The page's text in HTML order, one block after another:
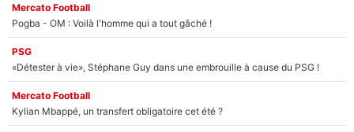
Mercato Football
Pogba - OM : Voilà l'homme qui a tout gâché !
PSG
«Détester à vie», Stéphane Guy dans une embrouille à cause du PSG !
Mercato Football
Kylian Mbappé, un transfert obligatoire cet été ?